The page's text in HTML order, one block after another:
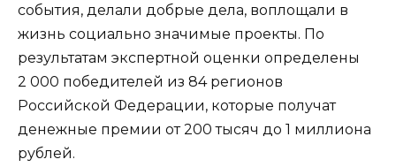
события, делали добрые дела, воплощали в
жизнь социально значимые проекты. По
результатам экспертной оценки определены
2 000 победителей из 84 регионов
Российской Федерации, которые получат
денежные премии от 200 тысяч до 1 миллиона
рублей.